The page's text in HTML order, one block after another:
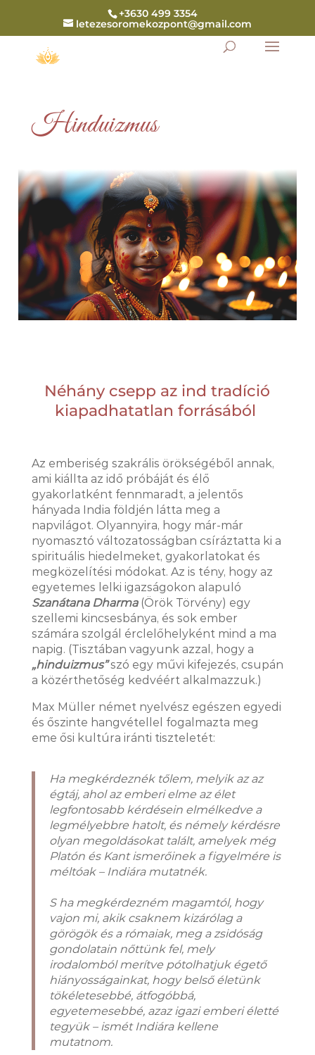
+3630 499 3354
letezesoromekozpont@gmail.com
Hinduizmus
Néhány csepp az ind tradíció
kiapadhatatlan forrásából
Az emberiség szakrális örökségéből annak,
ami kiállta az idő próbáját és élő
gyakorlatként fennmaradt, a jelentős
hányada India földjén látta meg a
napvilágot. Olyannyira, hogy már-már
nyomasztó változatosságban csíráztatta ki a
spirituális hiedelmeket, gyakorlatokat és
megközelítési módokat. Az is tény, hogy az
egyetemes lelki igazságokon alapuló
Szanátana Dharma (Örök Törvény) egy
szellemi kincsesbánya, és sok ember
számára szolgál érclelőhelyként mind a ma
napig. (Tisztában vagyunk azzal, hogy a
„hinduizmus”szó egy művi kifejezés, csupán
a közérthetőség kedvéért alkalmazzuk.)
Max Müller német nyelvész egészen egyedi
és őszinte hangvétellel fogalmazta meg
eme ősi kultúra iránti tiszteletét:
Ha megkérdeznék tőlem, melyik az az
égtáj, ahol az emberi elme az élet
legfontosabb kérdésein elmélkedve a
legmélyebbre hatolt, és némely kérdésre
olyan megoldásokat talált, amelyek még
Platón és Kant ismerőinek a figyelmére is
méltóak – Indiára mutatnék.
S ha megkérdezném magamtól, hogy
vajon mi, akik csaknem kizárólag a
görögök és a rómaiak, meg a zsidóság
gondolatain nőttünk fel, mely
irodalomból merítve pótolhatjuk égető
hiányosságainkat, hogy belső életünk
tökéletesebbé, átfogóbbá,
egyetemesebbé, azaz igazi emberi életté
tegyük – ismét Indiára kellene
mutatnom.